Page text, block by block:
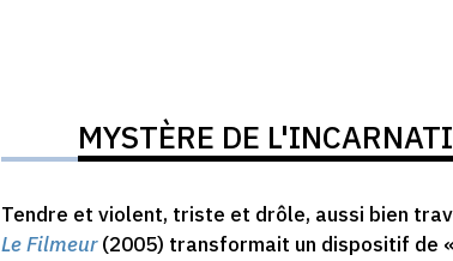
MYSTÈRE DE
Tendre et violent, triste et drôle, aussi bien
Le Filmeur(2005) transformait un dispositif de